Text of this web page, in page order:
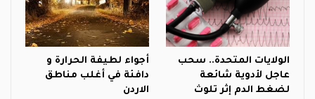
الولايات المتحدة.. سحب
عاجل لأدوية شائعة
لضغط الدم إثر تلوث
أجواء لطيفة الحرارة و
دافئة في أغلب مناطق
الاردن